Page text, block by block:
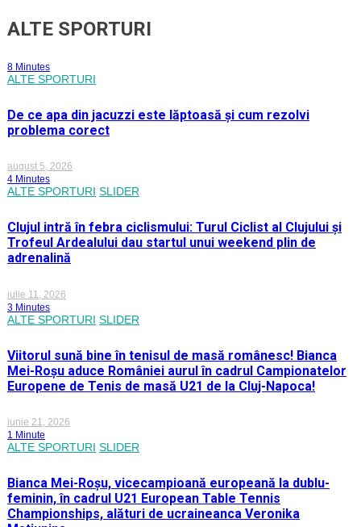
ALTE SPORTURI
8 Minutes
ALTE SPORTURI
De ce apa din jacuzzi este lăptoasă și cum rezolvi
problema corect
august 5, 2026
4 Minutes
ALTE SPORTURI SLIDER
Clujul intră în febra ciclismului: Turul Ciclist al Clujului și
Trofeul Ardealului dau startul unui weekend plin de
adrenalină
iulie 11, 2026
3 Minutes
ALTE SPORTURI SLIDER
Viitorul sună bine în tenisul de masă românesc! Bianca
Mei-Roșu aduce României aurul în cadrul Campionatelor
Europene de Tenis de masă U21 de la Cluj-Napoca!
iunie 21, 2026
1 Minute
ALTE SPORTURI SLIDER
Bianca Mei-Roșu, vicecampioană europeană la dublu-
feminin, în cadrul U21 European Table Tennis
Championships, alături de ucraineanca Veronika